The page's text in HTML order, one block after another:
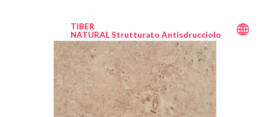
TIBER
NATURAL Strutturato Antisdrucciolo